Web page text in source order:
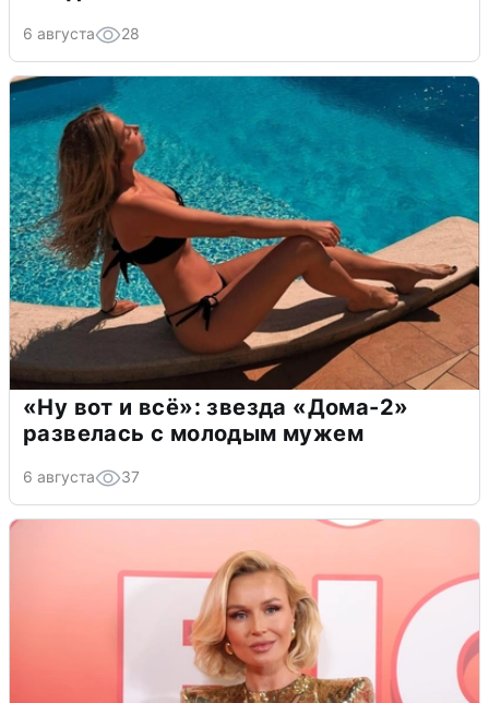
6 августа 28
«Ну вот и всё»: звезда «Дома-2»
развелась с молодым мужем
6 августа 37